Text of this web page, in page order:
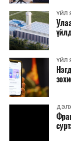
анхааруулсан
шинэ сорилт ҮЙЛ
ҮЙЛ